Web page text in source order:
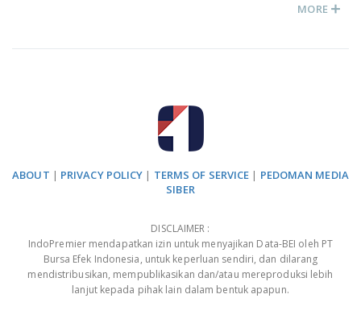
MORE
ABOUT | PRIVACY POLICY | TERMS OF SERVICE | PEDOMAN MEDIA
SIBER
DISCLAIMER :
IndoPremier mendapatkan izin untuk menyajikan Data-BEI oleh PT
Bursa Efek Indonesia, untuk keperluan sendiri, dan dilarang
mendistribusikan, mempublikasikan dan/atau mereproduksi lebih
lanjut kepada pihak lain dalam bentuk apapun.